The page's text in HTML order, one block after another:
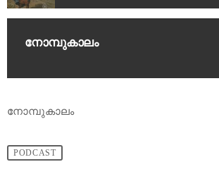
നോമ്പുകാലം
നോമ്പുകാലം
PODCAST